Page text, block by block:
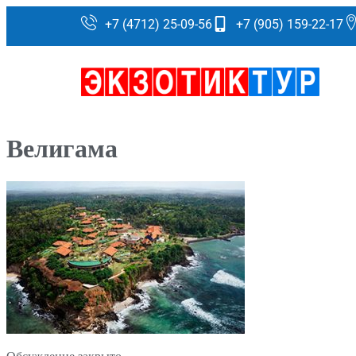
+7 (4712) 25-09-56 +7 (905) 159-22-17
Велигама